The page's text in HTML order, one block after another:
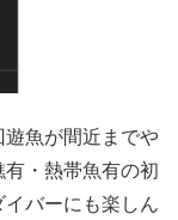
魚が間近までや
・熱帯魚有の初
バーにも楽しん